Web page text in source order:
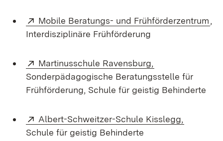
Extern:
Mobile Beratungs- und Frühförderzentrum,
Interdisziplinäre Frühförderung
Extern:
Martinusschule Ravensburg,
Sonderpädagogische Beratungsstelle für
Frühförderung, Schule für geistig Behinderte
Extern:
Albert-Schweitzer-Schule Kisslegg,
Schule für geistig Behinderte